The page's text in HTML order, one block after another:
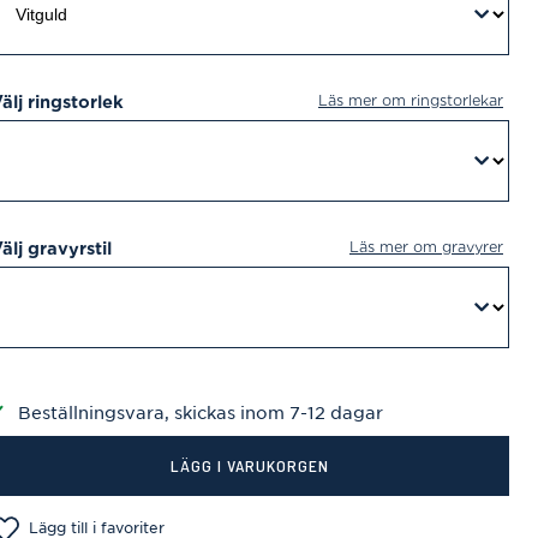
ringstorlek Läs mer om ringstorlekar
gravyrstil Läs mer om gravyrer
Beställningsvara, skickas inom 7-12 dagar
LÄGG I VARUKORGEN
Lägg till i favoriter